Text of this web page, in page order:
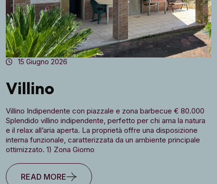
15 Giugno 2026
Villino
Villino Indipendente con piazzale e zona barbecue € 80.000
Splendido villino indipendente, perfetto per chi ama la natura
e il relax all’aria aperta. La proprietà offre una disposizione
interna funzionale, caratterizzata da un ambiente principale
ottimizzato. 1) Zona Giorno
READ MORE